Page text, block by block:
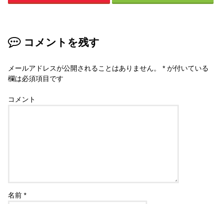
コメントを残す
メールアドレスが公開されることはありません。 * が付いている
欄は必須項目です
コメント
名前*